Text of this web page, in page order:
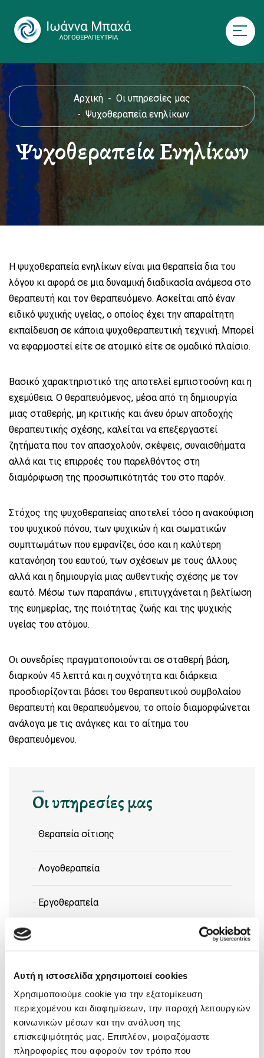
Αυτή η ιστοσελίδα χρησιμοποιεί cookies
Χρησιμοποιούμε cookie για την εξατομίκευση
περιεχομένου και διαφημίσεων, την παροχή λειτουργιών
κοινωνικών μέσων και την ανάλυση της
επισκεψιμότητάς μας. Επιπλέον, μοιραζόμαστε
πληροφορίες που αφορούν τον τρόπο που
Αρχική
Οι υπηρεσίες μας
Ψυχοθεραπεία ενηλίκων
Ψυχοθεραπεία Ενηλίκων
Η ψυχοθεραπεία ενηλίκων είναι μια θεραπεία δια του
λόγου κι αφορά σε μια δυναμική διαδικασία ανάμεσα στο
θεραπευτή και τον θεραπευόμενο. Ασκείται από έναν
ειδικό ψυχικής υγείας, ο οποίος έχει την απαραίτητη
εκπαίδευση σε κάποια ψυχοθεραπευτική τεχνική. Μπορεί
να εφαρμοστεί είτε σε ατομικό είτε σε ομαδικό πλαίσιο.
Βασικό χαρακτηριστικό της αποτελεί εμπιστοσύνη και η
εχεμύθεια. Ο θεραπευόμενος, μέσα από τη δημιουργία
μιας σταθερής, μη κριτικής και άνευ όρων αποδοχής
θεραπευτικής σχέσης, καλείται να επεξεργαστεί
ζητήματα που τον απασχολούν, σκέψεις, συναισθήματα
αλλά και τις επιρροές του παρελθόντος στη
διαμόρφωση της προσωπικότητάς του στο παρόν.
Στόχος της ψυχοθεραπείας αποτελεί τόσο η ανακούφιση
του ψυχικού πόνου, των ψυχικών ή και σωματικών
συμπτωμάτων που εμφανίζει, όσο και η καλύτερη
κατανόηση του εαυτού, των σχέσεων με τους άλλους
αλλά και η δημιουργία μιας αυθεντικής σχέσης με τον
εαυτό. Μέσω των παραπάνω , επιτυγχάνεται η βελτίωση
της ευημερίας, της ποιότητας ζωής και της ψυχικής
υγείας του ατόμου.
Οι συνεδρίες πραγματοποιούνται σε σταθερή βάση,
διαρκούν 45 λεπτά και η συχνότητα και διάρκεια
προσδιορίζονται βάσει του θεραπευτικού συμβολαίου
θεραπευτή και θεραπευόμενου, το οποίο διαμορφώνεται
ανάλογα με τις ανάγκες και το αίτημα του
θεραπευόμενου.
οι υπηρεσίες μας
Θεραπεία σίτισης
Λογοθεραπεία
Εργοθεραπεία
Ψυχοθεραπεία παίδων
Συμβουλευτική γονέων
Παιδοψυχιατρική εκτίμηση